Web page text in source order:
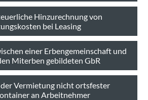
Hinzurechnung von
bei Leasing
einer Erbengemeinschaft und
Miterben gebildeten GbR
Vermietung nicht ortsfester
an Arbeitnehmer